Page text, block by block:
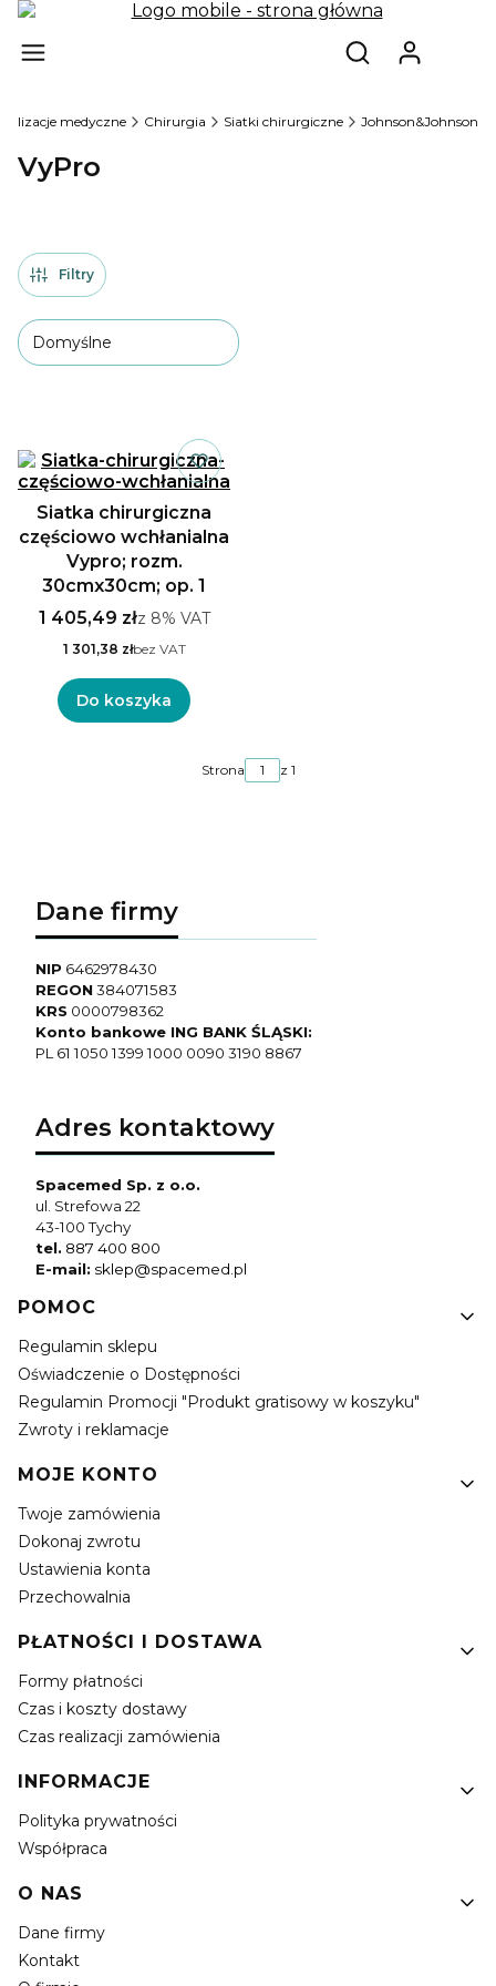
Otwórz
medyczne Chirurgia Siatki chirurgiczne Johnson&Johnson
VyPro
Filtry
Domyślne
Siatka chirurgiczna
częściowo wchłanialna
Vypro; rozm.
30cmx30cm; op. 1
1 405,49 złz 8% VAT
1 301,38 złbez VAT
Do koszyka
Strona z 1
Dane firmy
NIP 6462978430
REGON384071583
KRS 0000798362
Konto bankowe ING BANK ŚLĄSKI:
PL 61 1050 1399 1000 0090 3190 8867
Adres kontaktowy
Spacemed Sp. z o.o.
ul. Strefowa 22
43-100 Tychy
tel. 887 400 800
E-mail: sklep@spacemed.pl
Linki w stopce
POMOC
Regulamin sklepu
Oświadczenie o Dostępności
Regulamin Promocji "Produkt gratisowy w koszyku"
Zwroty i reklamacje
MOJE KONTO
Twoje zamówienia
Dokonaj zwrotu
Ustawienia konta
Przechowalnia
PŁATNOŚCI I DOSTAWA
Formy płatności
Czas i koszty dostawy
Czas realizacji zamówienia
INFORMACJE
Polityka prywatności
Współpraca
O NAS
Dane firmy
Kontakt